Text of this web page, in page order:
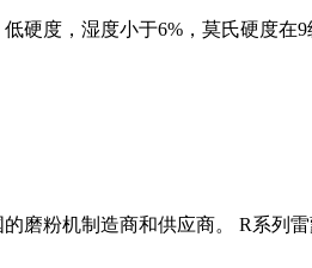
硬度，湿度小于6%，莫氏硬度
磨粉机制造商和供应商。 R系列